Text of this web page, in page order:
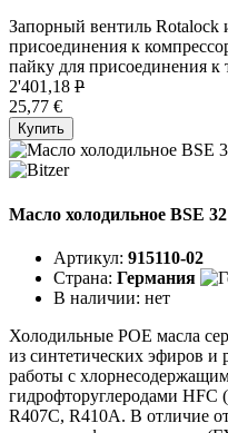
Запорный вентиль Rotalock
присоединения к
пайку для присоединения к
2'401,18 P
25,77 €
Купить
Масло холодильное BSE
Артикул: 915110-02
Страна: Германия
В наличии: нет
Холодильные POE масла
из синтетических эфиров и
работы с
гидрофторуглеродами
R407C, R410A. В отличие